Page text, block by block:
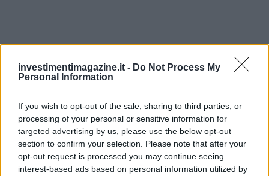
investimentimagazine.it - Do Not Process My
Personal Information
If you wish to opt-out of the sale, sharing to third parties, or
processing of your personal or sensitive information for
targeted advertising by us, please use the below opt-out
section to confirm your selection. Please note that after your
opt-out request is processed you may continue seeing
interest-based ads based on personal information utilized by